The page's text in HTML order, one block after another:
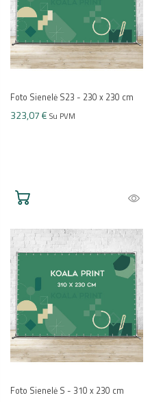
Foto Sienelė S23 - 230 x 230 cm
323,07 € Su PVM
Foto Sienelė S - 310 x 230 cm